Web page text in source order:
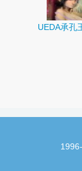
UEDA承孔